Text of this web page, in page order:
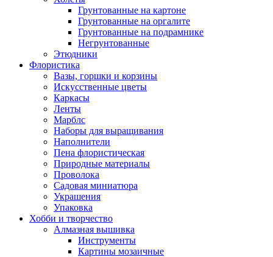
Грунтованные на картоне
Грунтованные на оргалите
Грунтованные на подрамнике
Негрунтованные
Этюдники
Флористика
Вазы, горшки и корзины
Искусственные цветы
Каркасы
Ленты
Марблс
Наборы для выращивания
Наполнители
Пена флористическая
Природные материалы
Проволока
Садовая миниатюра
Украшения
Упаковка
Хобби и творчество
Алмазная вышивка
Инструменты
Картины мозаичные